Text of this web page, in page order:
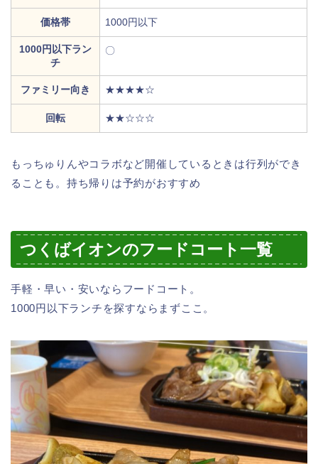
価格帯 1000円以下
1000円以下ラン
チ
〇
ファミリー向き ★★★★☆
回転 ★★☆☆☆
もっちゅりんやコラボなど開催しているときは行列ができ
ることも。持ち帰りは予約がおすすめ
つくばイオンのフードコート一覧
手軽・早い・安いならフードコート。
1000円以下ランチを探すならまずここ。